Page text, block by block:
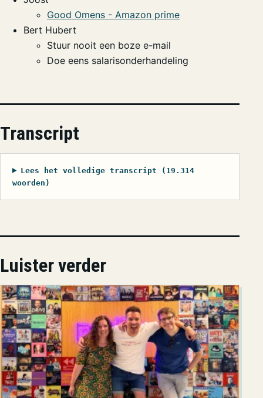
Good Omens - Amazon prime
Bert Hubert
Stuur nooit een boze e-mail
Doe eens salarisonderhandeling
Transcript
Lees het volledige transcript (19.314
woorden)
Luister verder